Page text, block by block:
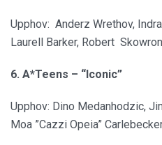
Upphov: Anderz Wrethov,
Laurell Barker, Robert
6. A*Teens – “Iconic”
Upphov: Dino Medanhodzic,
Moa ”Cazzi Opeia”